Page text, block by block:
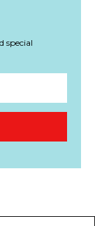
special